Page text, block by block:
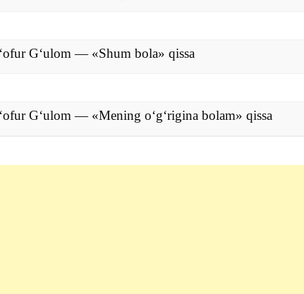
Gʻulom — «Shum bola» qissa
Gʻulom — «Mening o‘g‘rigina bolam» qissa